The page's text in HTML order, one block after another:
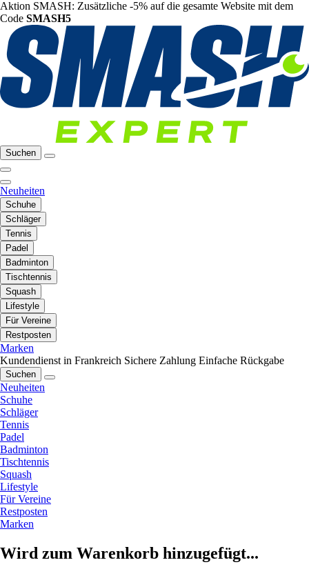
Aktion SMASH: Zusätzliche -5% auf die gesamte Website mit dem
Code SMASH5
Suchen
Neuheiten
Schuhe
Schläger
Tennis
Padel
Badminton
Tischtennis
Squash
Lifestyle
Für Vereine
Restposten
Marken
Kundendienst in Frankreich Sichere Zahlung Einfache Rückgabe
Suchen
Neuheiten
Schuhe
Schläger
Tennis
Padel
Badminton
Tischtennis
Squash
Lifestyle
Für Vereine
Restposten
Marken
Wird zum Warenkorb hinzugefügt...